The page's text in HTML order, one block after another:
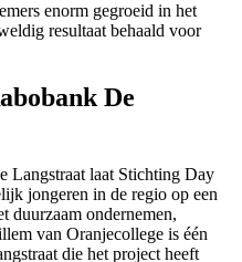
enorm gegroeid in het
resultaat behaald voor
De
Langstraat laat Stichting Day
jongeren in de regio op een
duurzaam ondernemen,
van Oranjecollege is één
die het project heeft